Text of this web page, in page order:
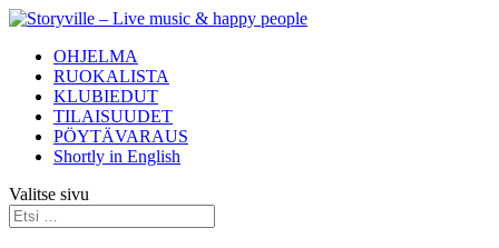
OHJELMA
RUOKALISTA
KLUBIEDUT
TILAISUUDET
PÖYTÄVARAUS
Shortly in English
Valitse sivu